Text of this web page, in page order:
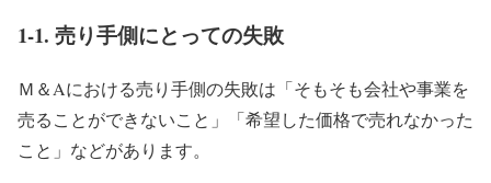
1-1. 売り手側にとっての失敗
Ｍ＆Aにおける売り手側の失敗は「そもそも会社や事業を
売ることができないこと」「希望した価格で売れなかった
こと」などがあります。